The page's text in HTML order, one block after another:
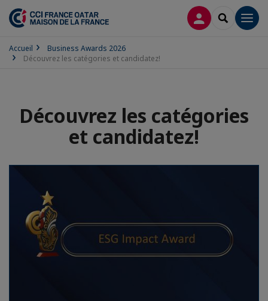
CONNEXION
Accueil
Business Awards 2026
Découvrez les catégories et candidatez!
Découvrez les catégories
et candidatez!